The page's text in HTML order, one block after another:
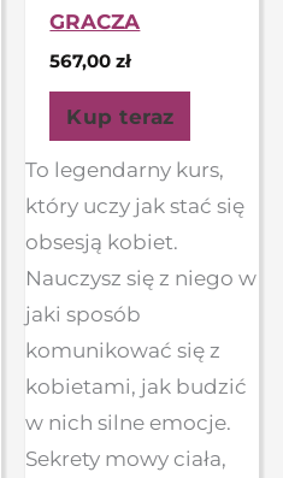
GRACZA
567,00zł
Kup teraz
To legendarny kurs,
który uczy jak stać się
obsesją kobiet.
Nauczysz się z niego w
jaki sposób
komunikować się z
kobietami, jak budzić
w nich silne emocje.
Sekrety mowy ciała,